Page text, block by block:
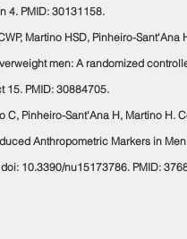
4. PMID: 30131158.
CWP, Martino HSD, Pinheiro-
men: A randomized
15. PMID: 30884705.
C, Pinheiro-Sant'Ana H, Martino H.
Anthropometric Markers in
10.3390/nu15173786. PMID: